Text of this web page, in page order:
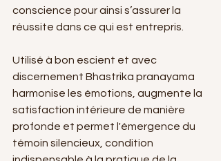
conscience pour ainsi s’assurer la
réussite dans ce qui est entrepris.
Utilisé à bon escient et avec
discernement Bhastrika pranayama
harmonise les émotions, augmente la
satisfaction intérieure de manière
profonde et permet l'émergence du
témoin silencieux, condition